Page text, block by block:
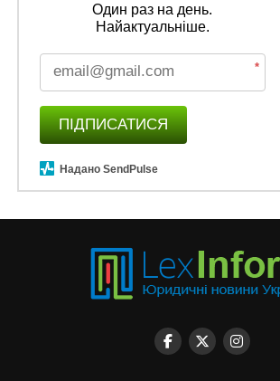
Один раз на день.
Найактуальніше.
*
ПІДПИСАТИСЯ
Надано SendPulse